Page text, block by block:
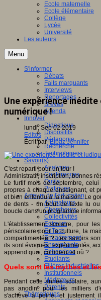
Ecole maternelle
Ecole élémentaire
Collège
Lycée
Université
Les auteurs
Menu
S'informer
Débats
Faits marquants
Interviews
Reportages
Brèves
Agenda
Innover
Didactique
Dispositifs
Pédagogie
Recherche
Technologies
Savoir(s)
Analyses
Conférences
Outils
Pratiques
Acteurs de l'éducation
Animateurs
Chercheurs
Collectivités
Editeurs
EdTech
Encadrement
Enseignants
Entreprises
Etudiants
Filières industrielles
Institutionnels
Médiateurs
Parents
Thématiques
Une expérience
numérique !
lundi, Sep 02 2019
Editos
Écrit parElbaz Jennifer
C'est reparti pour un tour !
Administratif, inscription, bonnes
Le furtif mois de septembre,
propres à chaque enseignant, et
et bien entendu à la maison. Le
de dents - un bout de texte lu
boucle dans un programme
L'établissement scolaire, pour
périscolaire pour la culture, la
compartimentée ? Les savoirs
ils sont évoqués, expérimentés,
apprend quoi, comment et où ?
Quels sont les mythes et
Pendant cette année scolaire,
pas anodin, pour les milliers
s'achève à peine, et justement